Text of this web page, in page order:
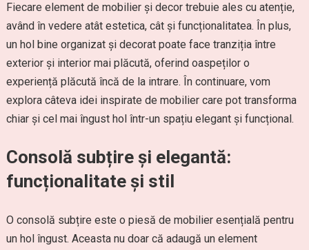
Fiecare element de mobilier și decor trebuie ales cu atenție,
având în vedere atât estetica, cât și funcționalitatea. În plus,
un hol bine organizat și decorat poate face tranziția între
exterior și interior mai plăcută, oferind oaspeților o
experiență plăcută încă de la intrare. În continuare, vom
explora câteva idei inspirate de mobilier care pot transforma
chiar și cel mai îngust hol într-un spațiu elegant și funcțional.
Consolă subțire și elegantă:
funcționalitate și stil
O consolă subțire este o piesă de mobilier esențială pentru
un hol îngust. Aceasta nu doar că adaugă un element